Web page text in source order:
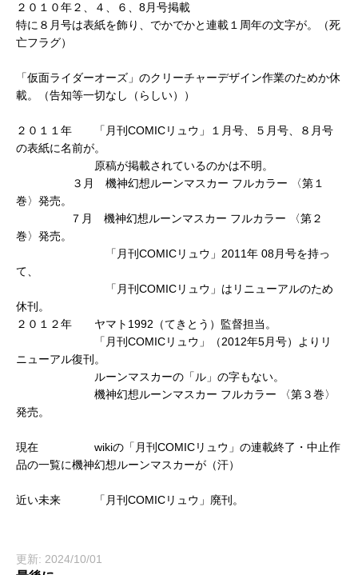
２０１０年２、４、６、8月号掲載
特に８月号は表紙を飾り、でかでかと連載１周年の文字が。（死
亡フラグ）
「仮面ライダーオーズ」のクリーチャーデザイン作業のためか休
載。（告知等一切なし（らしい））
２０１１年 「月刊COMICリュウ」１月号、５月号、８月号
の表紙に名前が。
原稿が掲載されているのかは不明。
３月 機神幻想ルーンマスカー フルカラー 〈第１
巻〉発売。
７月 機神幻想ルーンマスカー フルカラー 〈第２
巻〉発売。
「月刊COMICリュウ」2011年 08月号を持っ
て、
「月刊COMICリュウ」はリニューアルのため
休刊。
２０１２年 ヤマト1992（てきとう）監督担当。
「月刊COMICリュウ」（2012年5月号）よりリ
ニューアル復刊。
ルーンマスカーの「ル」の字もない。
機神幻想ルーンマスカー フルカラー 〈第３巻〉
発売。
現在 wikiの「月刊COMICリュウ」の連載終了・中止作
品の一覧に機神幻想ルーンマスカーが（汗）
近い未来 「月刊COMICリュウ」廃刊。
更新: 2024/10/01